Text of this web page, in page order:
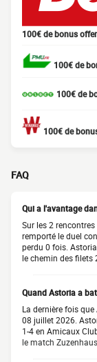
100€ de bonus
100€ de
100€ de
100€ de
FAQ
Qui a l'avantage
Sur les 2
remporté le duel
perdu 0 fois.
le chemin des filets
Quand Astoria a
La dernière fois
08 juillet 2026.
1-4 en Amicaux
le match